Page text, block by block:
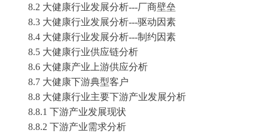
8.2 大健康行业发展分析---厂商壁垒
8.3 大健康行业发展分析---驱动因素
8.4 大健康行业发展分析---制约因素
8.5 大健康行业供应链分析
8.6 大健康产业上游供应分析
8.7 大健康下游典型客户
8.8 大健康行业主要下游产业发展分析
8.8.1 下游产业发展现状
8.8.2 下游产业需求分析